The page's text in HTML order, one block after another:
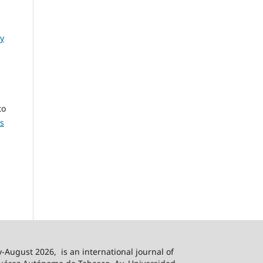
August 2026, is an international journal of